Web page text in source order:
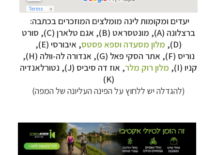
יעדים ומקומות לינה מומלצים המוזכרים בכתבה:
ברצלונה
(A), מונטסראט (B), אגם טלארן (C), סורט
(D),
מלון מסעדה וספא פסטס, איבורסי (E),
נוריס (F), אתר הסקי פאל (G), אנדורה לה-וולה (H),
קניו (I),
מלון רוק מלר, אוז דה סיביס (J),
נטורלאנדיה
(K)
(להגדלה יש ללחוץ על הפינה העליונה של המפה)
קרוזים והפלגות נופשלחצו לרשימת היעדים »
הפלגות לאנטארקטיקה לחצו לכל מסלולי ההפלגות »
הפלגות לארצות הקוטב הצפונילחצו לקבלת כל